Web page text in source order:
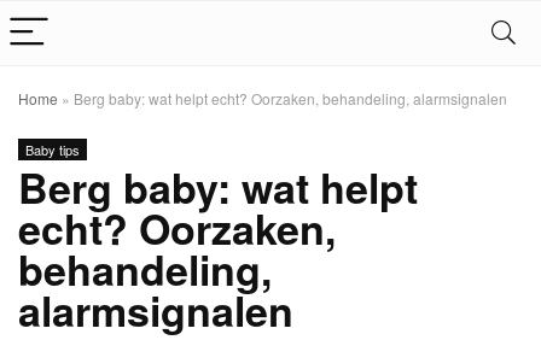
Home » Berg baby: wat helpt echt? Oorzaken, behandeling, alarmsignalen
Baby tips
Berg baby: wat helpt
echt? Oorzaken,
behandeling,
alarmsignalen